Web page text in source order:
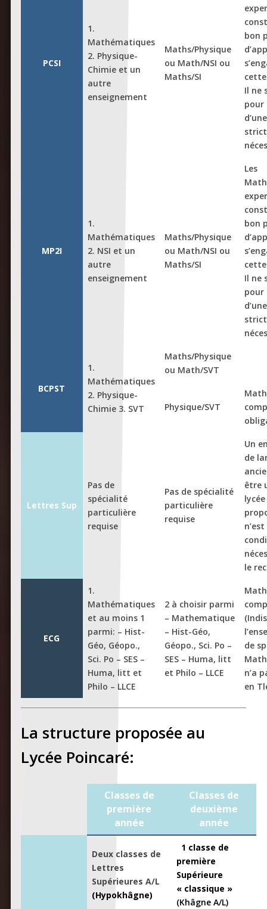
PCSI
1.
Mathématiques
2. Physique-
Chimie et un
autre
enseignement
Maths/Physique
ou Math/NSI ou
Maths/SI
bon
Il ne
MP2I
1.
Mathématiques
2. NSI et un
autre
enseignement
Maths/Physique
ou Math/NSI ou
Maths/SI
Les
bon
Il ne
BCPST
1.
Mathématiques
2. Physique-
Chimie 3. SVT
Maths/Physique
ou Math/SVT
Physique/SVT
Lettres Sup
Pas de
spécialité
particulière
requise
Pas de spécialité
particulière
requise
Un
de
être
le
ECG
1.
Mathématiques
et au moins 1
parmi: – Hist-
Géo, Géopo.,
Sci. Po – SES –
Huma, litt et
Philo – LLCE
2 à choisir parmi
– Mathematique
– Hist-Géo,
Géopo., Sci. Po –
SES – Huma, litt
et Philo – LLCE
de
n’a
en
La structure proposée au
Lycée Poincaré:
Classes de
première
année
Classes de
deuxième
année
Deux classes de
Lettres
Supérieures A/L
(Hypokhâgne)
1 classe de
première
Supérieure
« classique »
(Khâgne A/L)